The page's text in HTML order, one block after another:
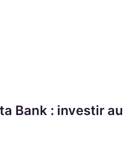
Bank : investir au